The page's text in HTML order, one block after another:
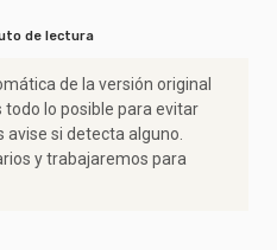
de lectura
de la versión original
lo posible para evitar
si detecta alguno.
y trabajaremos para